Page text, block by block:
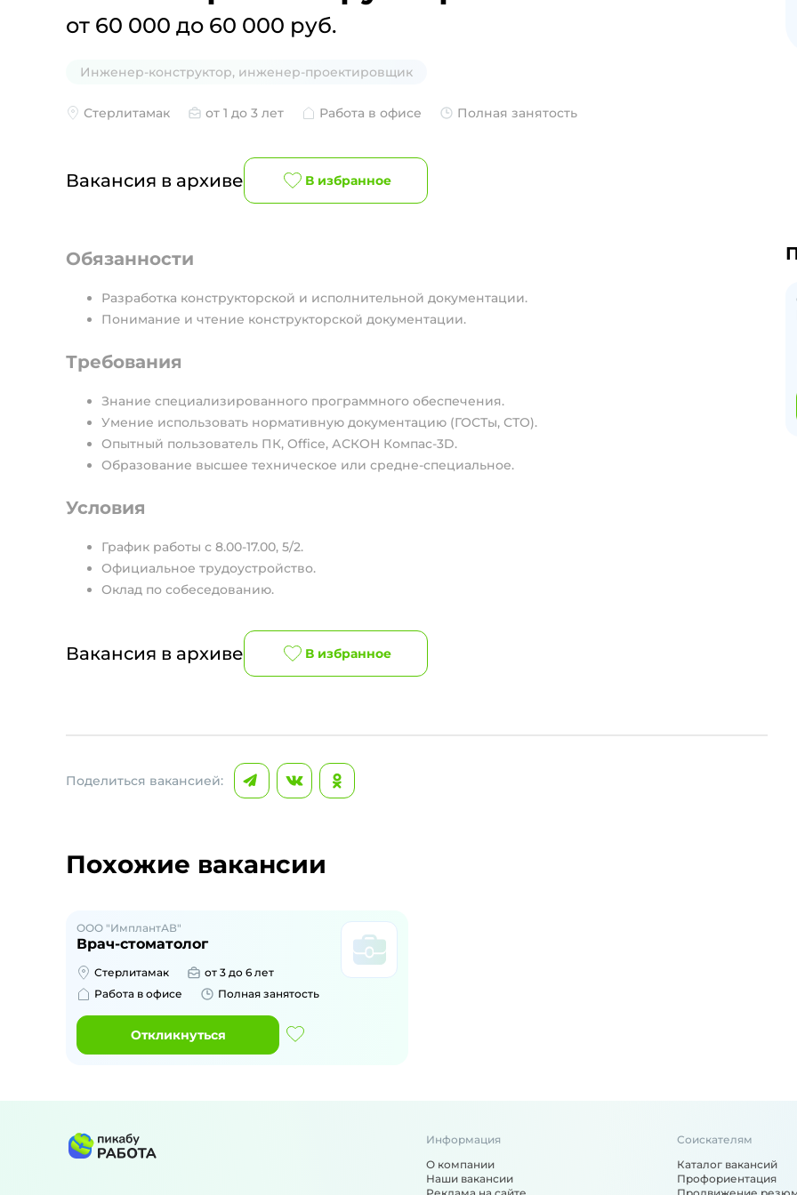
от 60 000 до 60 000 руб.
Инженер-конструктор, инженер-проектировщик
Стерлитамак от 1 до 3 лет Работа в офисе Полная занятость
Вакансия в архиве В избранное
Обязанности
Разработка конструкторской и исполнительной документации.
Понимание и чтение конструкторской документации.
Требования
Знание специализированного программного обеспечения.
Умение использовать нормативную документацию (ГОСТы, СТО).
Опытный пользователь ПК, Office, АСКОН Компас-3D.
Образование высшее техническое или средне-специальное.
Условия
График работы с 8.00-17.00, 5/2.
Официальное трудоустройство.
Оклад по собеседованию.
Вакансия в архиве В избранное
Поделиться вакансией:
Похожие вакансии
ООО "ИмплантАВ"
Врач-стоматолог
Стерлитамак
от 3 до 6 лет
Работа в офисе
Полная занятость
Откликнуться
Информация
О компании
Наши вакансии
Соискателям
Каталог вакансий
Профориентация